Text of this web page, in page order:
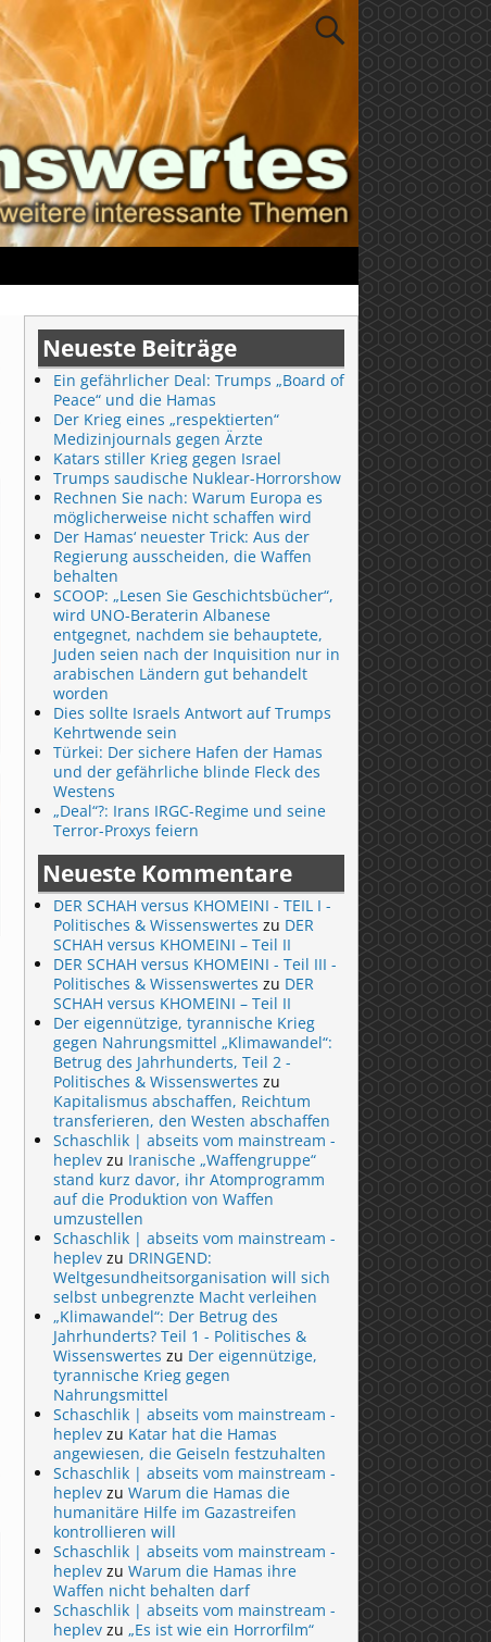
Neueste Beiträge
Ein gefährlicher Deal: Trumps „Board of
Peace“ und die Hamas
Der Krieg eines „respektierten“
Medizinjournals gegen Ärzte
Katars stiller Krieg gegen Israel
Trumps saudische Nuklear-Horrorshow
Rechnen Sie nach: Warum Europa es
möglicherweise nicht schaffen wird
Der Hamas‘ neuester Trick: Aus der
Regierung ausscheiden, die Waffen
behalten
SCOOP: „Lesen Sie Geschichtsbücher“,
wird UNO-Beraterin Albanese
entgegnet, nachdem sie behauptete,
Juden seien nach der Inquisition nur in
arabischen Ländern gut behandelt
worden
Dies sollte Israels Antwort auf Trumps
Kehrtwende sein
Türkei: Der sichere Hafen der Hamas
und der gefährliche blinde Fleck des
Westens
„Deal“?: Irans IRGC-Regime und seine
Terror-Proxys feiern
Neueste Kommentare
DER SCHAH versus KHOMEINI - TEIL I -
Politisches & Wissenswertes zu DER
SCHAH versus KHOMEINI – Teil II
DER SCHAH versus KHOMEINI - Teil III -
Politisches & Wissenswertes zu DER
SCHAH versus KHOMEINI – Teil II
Der eigennützige, tyrannische Krieg
gegen Nahrungsmittel „Klimawandel“:
Betrug des Jahrhunderts, Teil 2 -
Politisches & Wissenswertes zu
Kapitalismus abschaffen, Reichtum
transferieren, den Westen abschaffen
Schaschlik | abseits vom mainstream -
heplev zu Iranische „Waffengruppe“
stand kurz davor, ihr Atomprogramm
auf die Produktion von Waffen
umzustellen
Schaschlik | abseits vom mainstream -
heplev zu DRINGEND:
Weltgesundheitsorganisation will sich
selbst unbegrenzte Macht verleihen
„Klimawandel“: Der Betrug des
Jahrhunderts? Teil 1 - Politisches &
Wissenswertes zu Der eigennützige,
tyrannische Krieg gegen
Nahrungsmittel
Schaschlik | abseits vom mainstream -
heplev zu Katar hat die Hamas
angewiesen, die Geiseln festzuhalten
Schaschlik | abseits vom mainstream -
heplev zu Warum die Hamas die
humanitäre Hilfe im Gazastreifen
kontrollieren will
Schaschlik | abseits vom mainstream -
heplev zu Warum die Hamas ihre
Waffen nicht behalten darf
Schaschlik | abseits vom mainstream -
heplev zu „Es ist wie ein Horrorfilm“